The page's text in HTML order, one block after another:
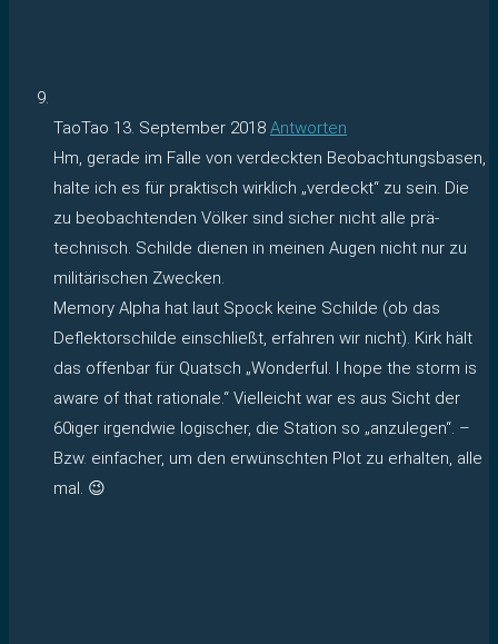
TaoTao 13. September 2018 Antworten
Hm, gerade im Falle von verdeckten Beobachtungsbasen,
halte ich es für praktisch wirklich „verdeckt“ zu sein. Die
zu beobachtenden Völker sind sicher nicht alle prä-
technisch. Schilde dienen in meinen Augen nicht nur zu
militärischen Zwecken.
Memory Alpha hat laut Spock keine Schilde (ob das
Deflektorschilde einschließt, erfahren wir nicht). Kirk hält
das offenbar für Quatsch „Wonderful. I hope the storm is
aware of that rationale.“ Vielleicht war es aus Sicht der
60iger irgendwie logischer, die Station so „anzulegen“. –
Bzw. einfacher, um den erwünschten Plot zu erhalten, alle
mal. 😉